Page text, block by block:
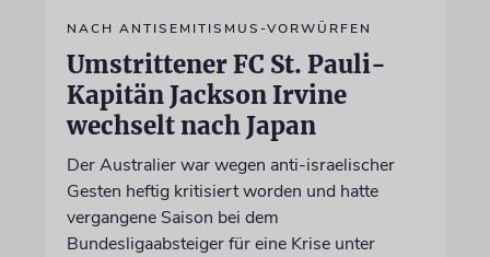
NACH ANTISEMITISMUS-VORWÜRFEN
Umstrittener FC St. Pauli-
Kapitän Jackson Irvine
wechselt nach Japan
Der Australier war wegen anti-israelischer
Gesten heftig kritisiert worden und hatte
vergangene Saison bei dem
Bundesligaabsteiger für eine Krise unter